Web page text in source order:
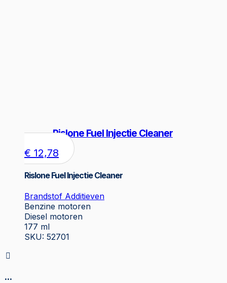
Rislone Fuel Injectie Cleaner
€ 12,78
Rislone Fuel Injectie Cleaner
Brandstof Additieven
Benzine motoren
Diesel motoren
177 ml
SKU: 52701
...